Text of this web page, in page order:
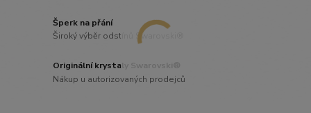
Šperk na přání
Široký výběr odstínů Swarovski®
Originální krystaly Swarovski®
Nákup u autorizovaných prodejců